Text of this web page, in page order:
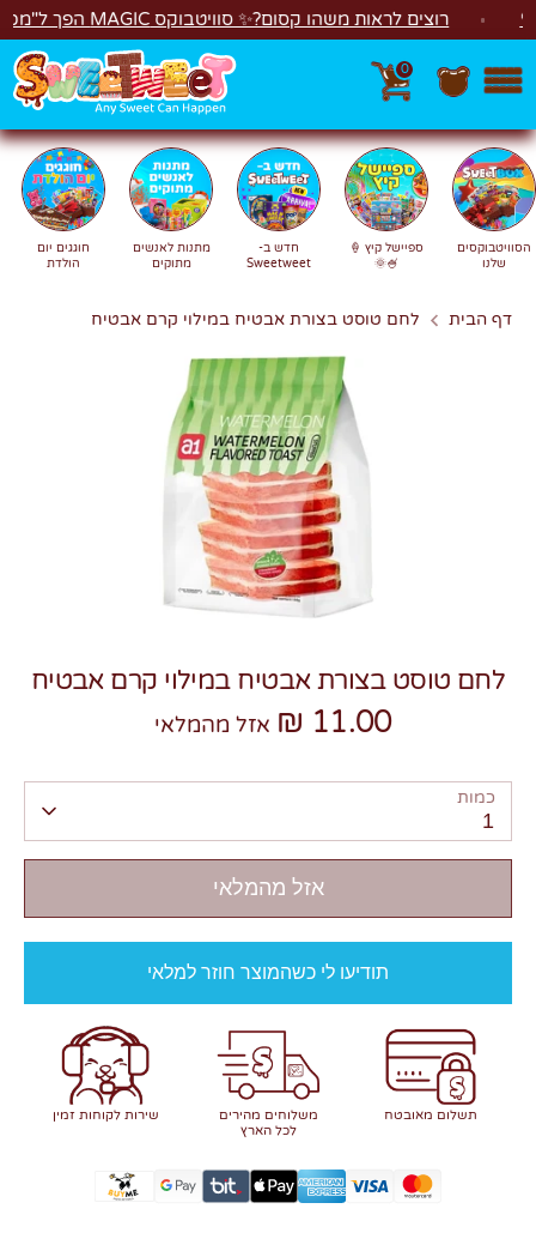
דלג רוצים לראות משהו קסום?✨ סוויטבוקס MAGIC הפך ל"מכונת משחקים"! 🎁🕹️
0
חפשחיפוש
הסוויטבוקסים
שלנו
ספיישל קיץ 🍦
🍧🌞
חדש ב-
Sweetweet
מתנות לאנשים
מתוקים
חוגגים יום
הולדת
דף הבית לחם טוסט בצורת אבטיח במילוי קרם אבטיח
לחם טוסט בצורת אבטיח במילוי קרם אבטיח
11.00 ₪ אזל מהמלאי
כמות
1
אזל מהמלאי
תודיעו לי כשהמוצר חוזר למלאי
תשלום מאובטח
משלוחים מהירים
לכל הארץ
שירות לקוחות זמין